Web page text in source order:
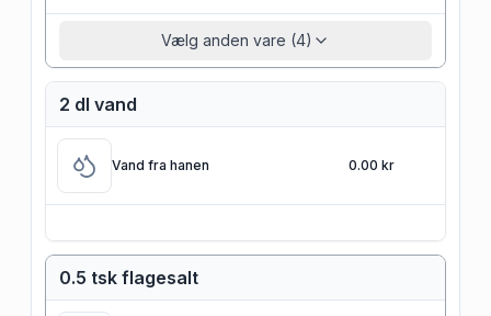
Vælg anden vare (4)
2 dl vand
Vand fra hanen 0.00 kr
0.5 tsk flagesalt